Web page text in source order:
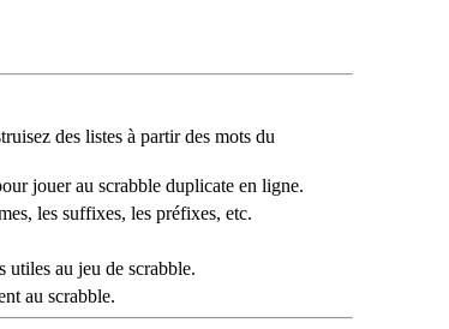
des listes à partir des mots du
jouer au scrabble duplicate en ligne.
les suffixes, les préfixes, etc.
utiles au jeu de scrabble.
au scrabble.